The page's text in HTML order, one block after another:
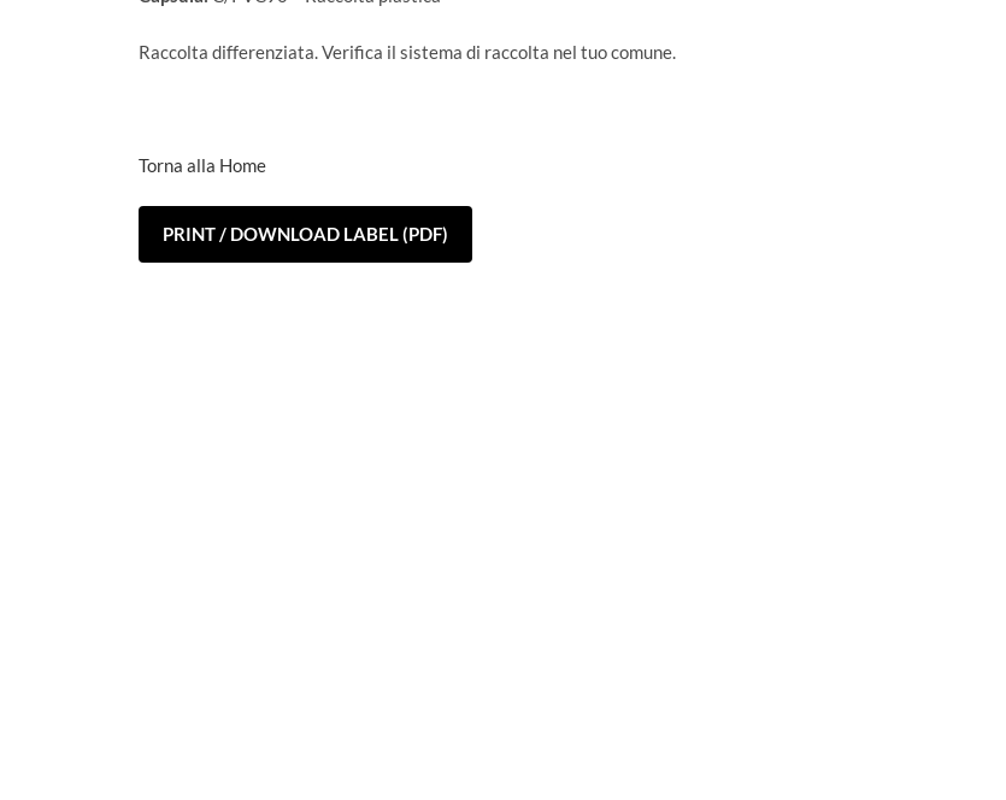
Raccolta differenziata. Verifica il sistema di raccolta nel tuo comune.
Torna alla Home
PRINT / DOWNLOAD LABEL (PDF)